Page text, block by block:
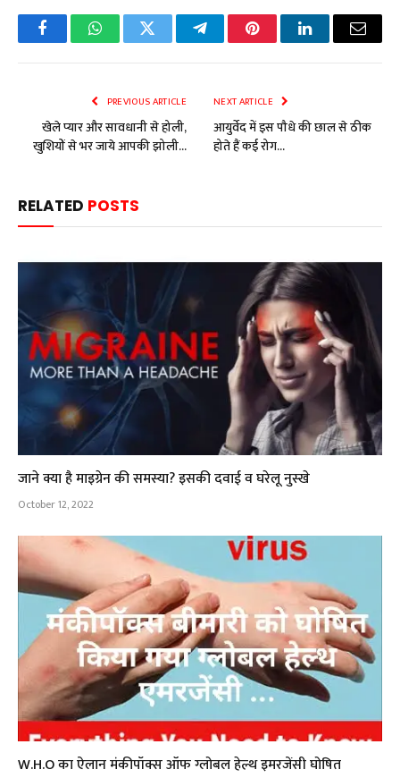
FacebookWhatsAppTwitter TelegramPinterestLinkedInEmail
PREVIOUS ARTICLE
खेले प्यार और सावधानी से होली,
खुशियों से भर जाये आपकी झोली…
NEXT ARTICLE
आयुर्वेद में इस पौधे की छाल से ठीक
होते हैं कई रोग…
RELATED POSTS
जाने क्या है माइग्रेन की समस्या? इसकी दवाई व घरेलू नुस्खे
October 12, 2022
W.H.O का ऐलान मंकीपॉक्स ऑफ ग्लोबल हेल्थ इमरजेंसी घोषित